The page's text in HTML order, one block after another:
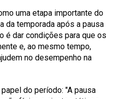
uma etapa importante do
da temporada após a pausa
é dar condições para que os
e, ao mesmo tempo,
no desempenho na
do período: "A pausa